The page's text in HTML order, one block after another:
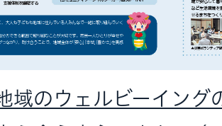
域のウェルビーイング